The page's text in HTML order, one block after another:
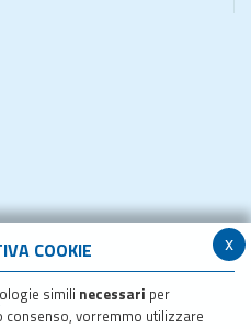
x
COOKIE
simili necessari per
consenso, vorremmo utilizzare